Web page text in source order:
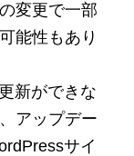
変更で一部
能性もあり
新ができな
アップデー
サイ